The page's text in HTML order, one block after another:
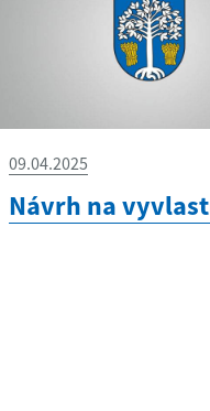
09.04.2025
Návrh na